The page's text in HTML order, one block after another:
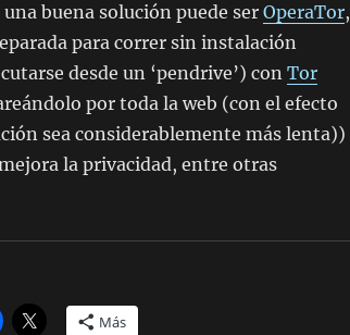
buena solución puede ser OperaTor,
para correr sin instalación
desde un ‘pendrive’) con Tor
por toda la web (con el efecto
sea considerablemente más lenta))
la privacidad, entre otras
Más